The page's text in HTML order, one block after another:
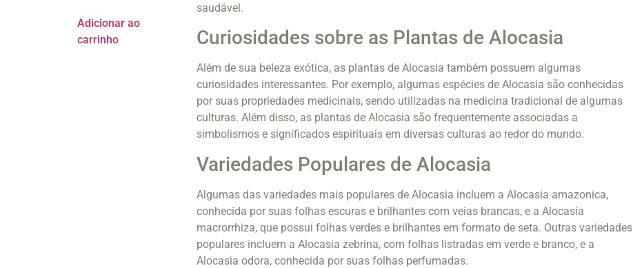
Adicionar ao
carrinho
saudável.
Curiosidades sobre as Plantas de Alocasia
Além de sua beleza exótica, as plantas de Alocasia também possuem algumas
curiosidades interessantes. Por exemplo, algumas espécies de Alocasia são conhecidas
por suas propriedades medicinais, sendo utilizadas na medicina tradicional de algumas
culturas. Além disso, as plantas de Alocasia são frequentemente associadas a
simbolismos e significados espirituais em diversas culturas ao redor do mundo.
Variedades Populares de Alocasia
Algumas das variedades mais populares de Alocasia incluem a Alocasia amazonica,
conhecida por suas folhas escuras e brilhantes com veias brancas, e a Alocasia
macrorrhiza, que possui folhas verdes e brilhantes em formato de seta. Outras variedades
populares incluem a Alocasia zebrina, com folhas listradas em verde e branco, e a
Alocasia odora, conhecida por suas folhas perfumadas.